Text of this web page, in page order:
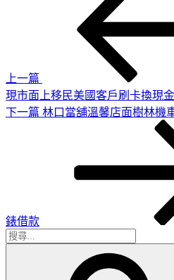
上一篇
現市面上移民美國客戶刷卡換現
下
下一篇 林口當舖溫馨店面樹林機
錶借款
搜